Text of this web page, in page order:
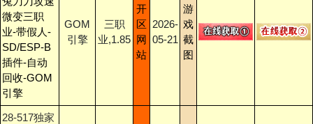
微变三职
业-带假人-
SD/ESP-B
插件-自动
回收-GOM
引擎
GOM
引擎
三职
业,1.85
开
区
网
站
2026-
05-21
游
戏
截
图
28-517独家